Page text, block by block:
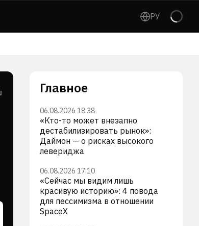
РУ
Главное
06.08.2026 18:38
«Кто-то может внезапно
дестабилизировать рынок»:
Даймон — о рисках высокого
левериджа
06.08.2026 17:10
«Сейчас мы видим лишь
красивую историю»: 4 повода
для пессимизма в отношении
SpaceX